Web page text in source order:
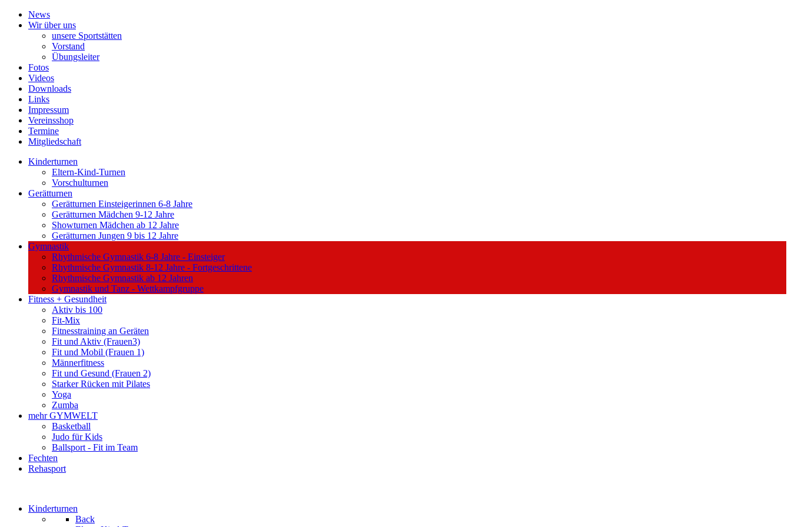
News
Wir über uns
unsere Sportstätten
Vorstand
Übungsleiter
Fotos
Videos
Downloads
Links
Impressum
Vereinsshop
Termine
Mitgliedschaft
Kinderturnen
Eltern-Kind-Turnen
Vorschulturnen
Gerätturnen
Gerätturnen Einsteigerinnen 6-8 Jahre
Gerätturnen Mädchen 9-12 Jahre
Showturnen Mädchen ab 12 Jahre
Gerätturnen Jungen 9 bis 12 Jahre
Gymnastik
Rhythmische Gymnastik 6-8 Jahre - Einsteiger
Rhythmische Gymnastik 8-12 Jahre - Fortgeschrittene
Rhythmische Gymnastik ab 12 Jahren
Gymnastik und Tanz - Wettkampfgruppe
Fitness + Gesundheit
Aktiv bis 100
Fit-Mix
Fitnesstraining an Geräten
Fit und Aktiv (Frauen3)
Fit und Mobil (Frauen 1)
Männerfitness
Fit und Gesund (Frauen 2)
Starker Rücken mit Pilates
Yoga
Zumba
mehr GYMWELT
Basketball
Judo für Kids
Ballsport - Fit im Team
Fechten
Rehasport
Kinderturnen
Back